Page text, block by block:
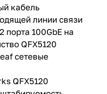
кабель
линии связи
порта 100GbE на
QFX5120
сетевые
QFX5120